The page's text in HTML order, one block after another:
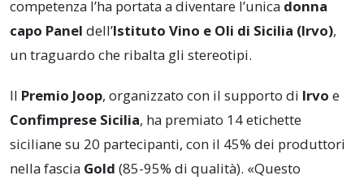
competenza l’ha portata a diventare l’unica donna
capo Panel dell’Istituto Vino e Oli di Sicilia (Irvo),
un traguardo che ribalta gli stereotipi.
Il Premio Joop, organizzato con il supporto di Irvo e
Confimprese Sicilia, ha premiato 14 etichette
siciliane su 20 partecipanti, con il 45% dei produttori
nella fascia Gold (85-95% di qualità). «Questo